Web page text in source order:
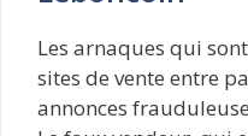
Les arnaques qui
sites de vente entre
annonces